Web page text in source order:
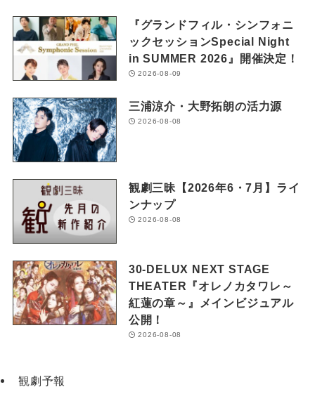
『グランドフィル・シンフォニ
ックセッションSpecial Night
in SUMMER 2026』開催決定！
2026-08-09
三浦涼介・大野拓朗の活力源
2026-08-08
観劇三昧【2026年6・7月】ライ
ンナップ
2026-08-08
30-DELUX NEXT STAGE
THEATER『オレノカタワレ～
紅蓮の章～』メインビジュアル
公開！
2026-08-08
観劇予報